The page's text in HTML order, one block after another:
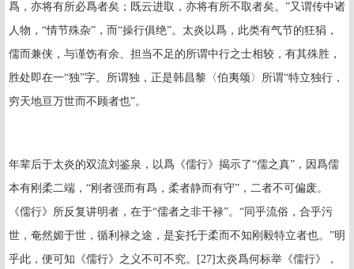
爲，亦将有所必爲者矣；既云进取，亦将有所不取者矣。”又谓传中诸
人物，“情节殊杂”，而“操行俱绝”。太炎以爲，此类有气节的狂狷，
儒而兼侠，与谨饬有余、担当不足的所谓中行之士相较，有其殊胜，
胜处即在一“独”字。所谓独，正是韩昌黎〈伯夷颂〉所谓“特立独行，
穷天地亘万世而不顾者也”。
年辈后于太炎的双流刘鉴泉，以爲《儒行》揭示了“儒之真”，因爲儒
本有刚柔二端，“刚者强而有爲，柔者静而有守”，二者不可偏废。
《儒行》所反复讲明者，在于“儒者之非干禄”。“同乎流俗，合乎污
世，奄然媚于世，循利禄之途，是妄托于柔而不知刚毅特立者也。”明
乎此，便可知《儒行》之义不可不究。
[27] 太炎爲何标举《儒行》，